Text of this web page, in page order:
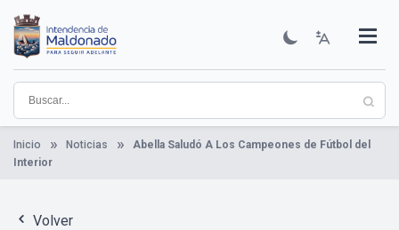
contenido
principal
Institucional
Municipios
Descubre Maldonado
Comunicación
Servicios
Guía De Trámites
Ver Noticias
Inicio Noticias
Abella Saludó A Los Campeones de Fútbol del
Interior
Volver